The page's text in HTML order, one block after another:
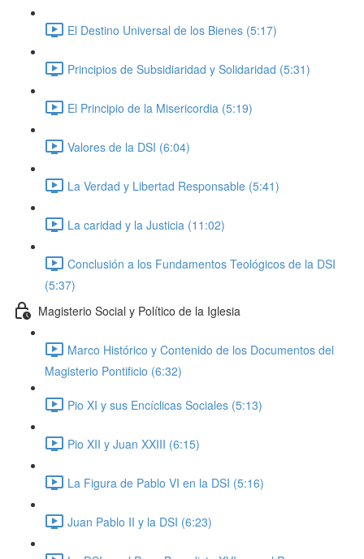
El Destino Universal de los Bienes (5:17)
Principios de Subsidiaridad y Solidaridad (5:31)
El Principio de la Misericordia (5:19)
Valores de la DSI (6:04)
La Verdad y Libertad Responsable (5:41)
La caridad y la Justicia (11:02)
Conclusión a los Fundamentos Teológicos de la DSI
(5:37)
Magisterio Social y Político de la Iglesia
Marco Histórico y Contenido de los Documentos del
Magisterio Pontificio (6:32)
Pio XI y sus Encíclicas Sociales (5:13)
Pio XII y Juan XXIII (6:15)
La Figura de Pablo VI en la DSI (5:16)
Juan Pablo II y la DSI (6:23)